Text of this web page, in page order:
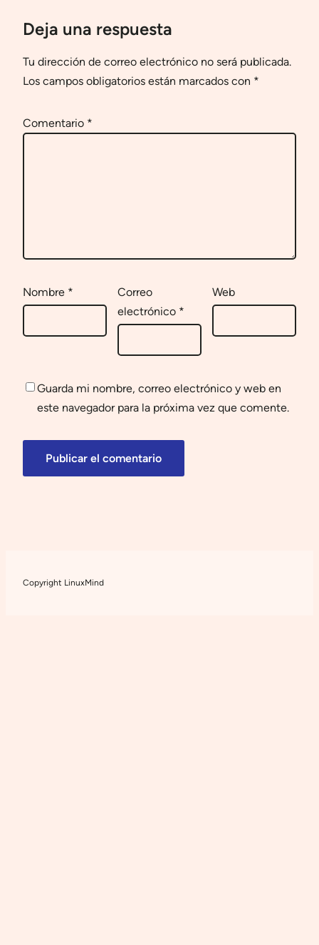
Deja una respuesta
Tu dirección de correo electrónico no será publicada.
Los campos obligatorios están marcados con *
Comentario *
Nombre *
Correo
electrónico *
Web
Guarda mi nombre, correo electrónico y web en
este navegador para la próxima vez que comente.
Copyright LinuxMind